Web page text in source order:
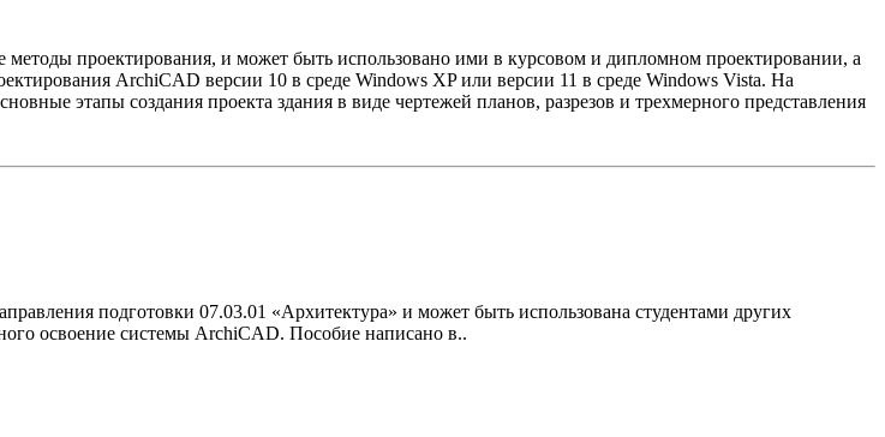
проектирования, и может быть использовано ими в курсовом и дипломном проектировании, а
ArchiCAD версии 10 в среде Windows XP или версии 11 в среде Windows Vista. На
этапы создания проекта здания в виде чертежей планов, разрезов и трехмерного представления
подготовки 07.03.01 «Архитектура» и может быть использована студентами других
освоение системы ArchiCAD. Пособие написано в..